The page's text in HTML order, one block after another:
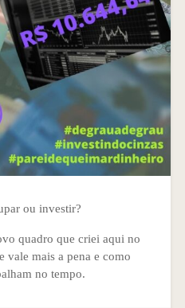
ou investir?
quadro que criei aqui no
vale mais a pena e como
no tempo.